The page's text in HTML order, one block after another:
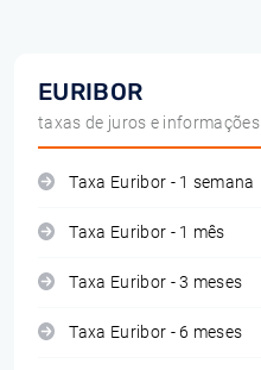
EURIBOR
taxas de juros e informações
Taxa Euribor - 1 semana
Taxa Euribor - 1 mês
Taxa Euribor - 3 meses
Taxa Euribor - 6 meses